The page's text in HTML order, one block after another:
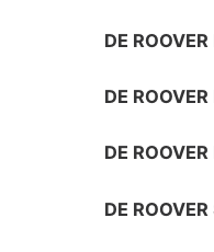
DE
DE ROOVER
DE
DE